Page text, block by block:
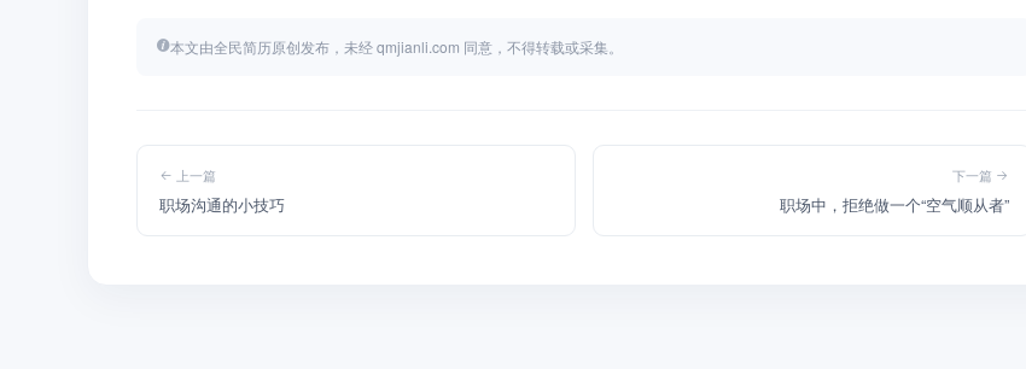
本文由全民简历原创发布，未经 qmjianli.com 同意，不得转载或采集。
上一篇
职场沟通的小技巧
下一篇
职场中，拒绝做一个“空气顺从者”